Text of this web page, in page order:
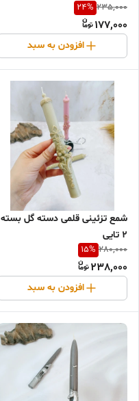
235,000
24%
177,000
افزودن به سبد
شمع تزئینی قلمی دسته گل بسته
2 تایی
280,000
15%
238,000
افزودن به سبد